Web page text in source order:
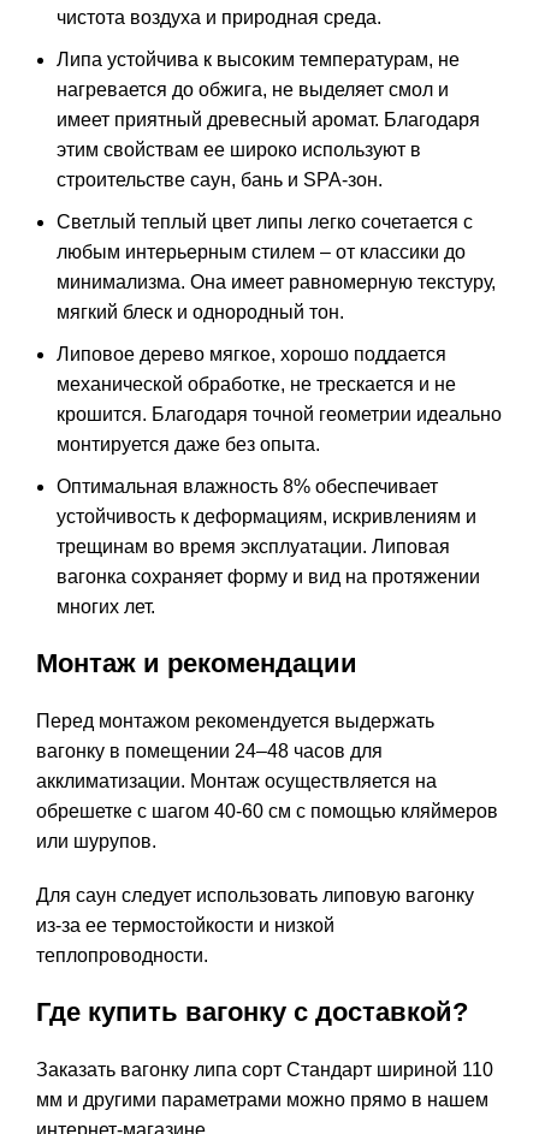
чистота воздуха и природная среда.
Липа устойчива к высоким температурам, не
нагревается до обжига, не выделяет смол и
имеет приятный древесный аромат. Благодаря
этим свойствам ее широко используют в
строительстве саун, бань и SPA-зон.
Светлый теплый цвет липы легко сочетается с
любым интерьерным стилем – от классики до
минимализма. Она имеет равномерную текстуру,
мягкий блеск и однородный тон.
Липовое дерево мягкое, хорошо поддается
механической обработке, не трескается и не
крошится. Благодаря точной геометрии идеально
монтируется даже без опыта.
Оптимальная влажность 8% обеспечивает
устойчивость к деформациям, искривлениям и
трещинам во время эксплуатации. Липовая
вагонка сохраняет форму и вид на протяжении
многих лет.
Монтаж и рекомендации
Перед монтажом рекомендуется выдержать
вагонку в помещении 24–48 часов для
акклиматизации. Монтаж осуществляется на
обрешетке с шагом 40-60 см с помощью кляймеров
или шурупов.
Для саун следует использовать липовую вагонку
из-за ее термостойкости и низкой
теплопроводности.
Где купить вагонку с доставкой?
Заказать вагонку липа сорт Стандарт шириной 110
мм и другими параметрами можно прямо в нашем